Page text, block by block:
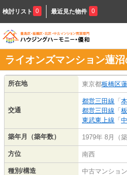
検討リスト 0 最近見た物件 0
ライオンズマンション蓮
所在地 東京都板橋区
交通
都営三田線 「
都営三田線 「
東武東上線 「
築年月（築年数） 1979年 8月（築
方位 南西
種別/構造 中古マンショ